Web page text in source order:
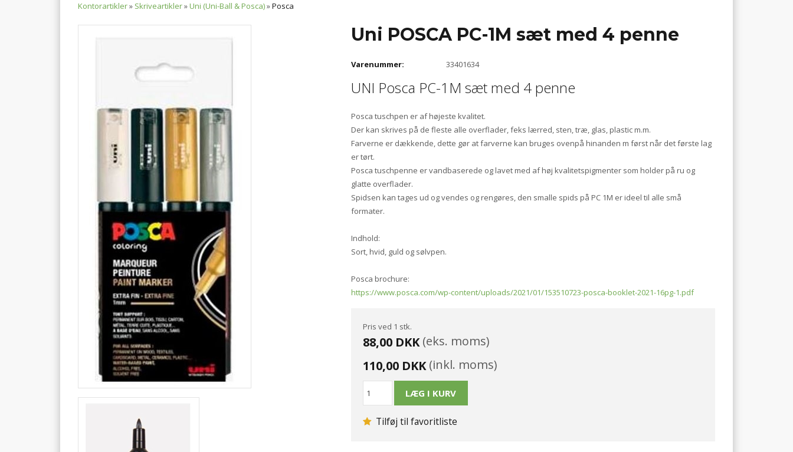
Kontorartikler» Skriveartikler»Uni (Uni-Ball & Posca)»Posca
Uni POSCA PC-1M sæt med 4 penne
Varenummer: 33401634
UNI Posca PC-1M sæt med 4 penne
Posca tuschpen er af højeste kvalitet.
Der kan skrives på de fleste alle overflader, feks lærred, sten, træ, glas, plastic m.m.
Farverne er dækkende, dette gør at farverne kan bruges ovenpå hinanden m først når det første lag
er tørt.
Posca tuschpenne er vandbaserede og lavet med af høj kvalitetspigmenter som holder på ru og
glatte overflader.
Spidsen kan tages ud og vendes og rengøres, den smalle spids på PC 1M er ideel til alle små
formater.
Indhold:
Sort, hvid, guld og sølvpen.
Posca brochure:
https://www.posca.com/wp-content/uploads/2021/01/153510723-posca-booklet-2021-16pg-1.pdf
Pris ved 1 stk.
88,00 DKK(eks. moms)
110,00 DKK(inkl. moms)
Tilføj til favoritliste